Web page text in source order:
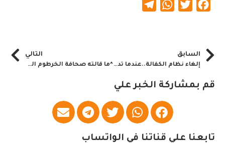
Facebook
Twitter
WhatsApp
السابق
إلغاء نظام الكفالة..عندما تدخل السلطات السعودية دائرة للتتفيذ
التالي
^ما قالته صحافة الخرطوم الصادرة اليوم= الأحد 14 مارس 2021م^
قم بمشاركة الخبر علي
تابعنا علي قناتنا في الواتساب